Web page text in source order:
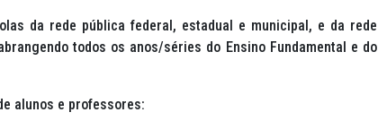
da rede pública federal, estadual e municipal, e da rede
todos os anos/séries do Ensino Fundamental e do
alunos e professores: